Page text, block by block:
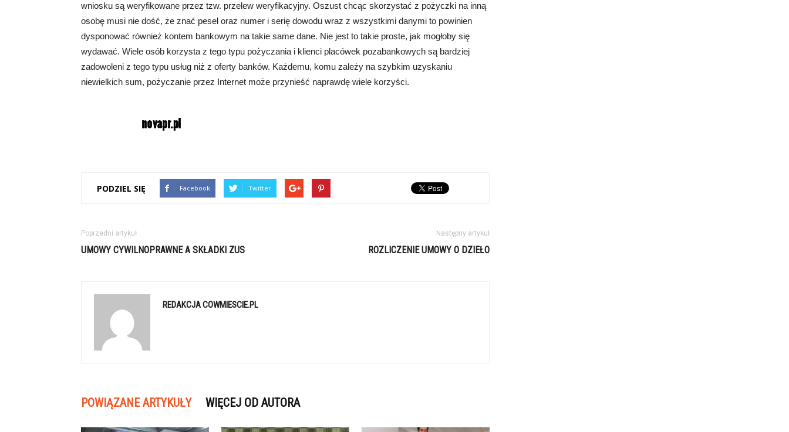
wniosku są weryfikowane przez tzw. przelew weryfikacyjny. Oszust chcąc skorzystać z pożyczki na inną
osobę musi nie dość, że znać pesel oraz numer i serię dowodu wraz z wszystkimi danymi to powinien
dysponować również kontem bankowym na takie same dane. Nie jest to takie proste, jak mogłoby się
wydawać. Wiele osób korzysta z tego typu pożyczania i klienci placówek pozabankowych są bardziej
zadowoleni z tego typu usług niż z oferty banków. Każdemu, komu zależy na szybkim uzyskaniu
niewielkich sum, pożyczanie przez Internet może przynieść naprawdę wiele korzyści.
PODZIEL SIĘ Facebook Twitter
Poprzedni artykuł
UMOWY CYWILNOPRAWNE A SKŁADKI ZUS
Następny artykuł
ROZLICZENIE UMOWY O DZIEŁO
REDAKCJA COWMIESCIE.PL
POWIĄZANE ARTYKUŁY WIĘCEJ OD AUTORA